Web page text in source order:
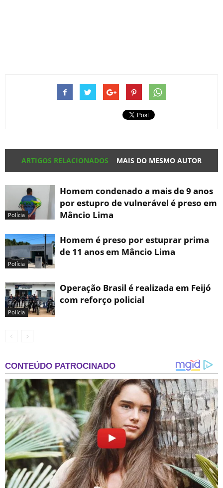
ARTIGOS RELACIONADOS MAIS DO MESMO AUTOR
Polícia
Homem condenado a mais de 9 anos
por estupro de vulnerável é preso em
Mâncio Lima
Polícia
Homem é preso por estuprar prima
de 11 anos em Mâncio Lima
Polícia
Operação Brasil é realizada em Feijó
com reforço policial